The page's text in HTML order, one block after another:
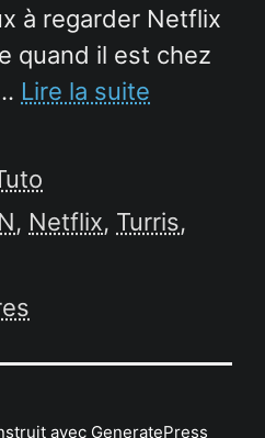
à regarder Netflix
quand il est chez
Lire la suite
, Netflix, Turris,
avec GeneratePress